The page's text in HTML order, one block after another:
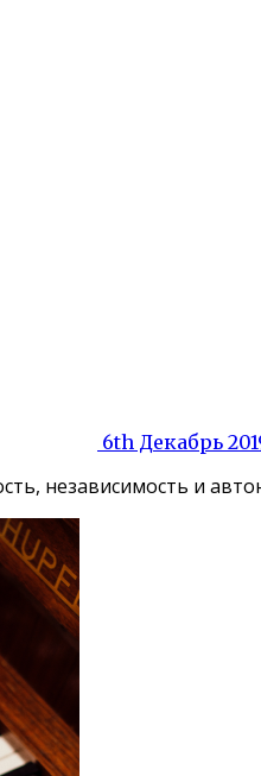
6th Декабрь
независимость и